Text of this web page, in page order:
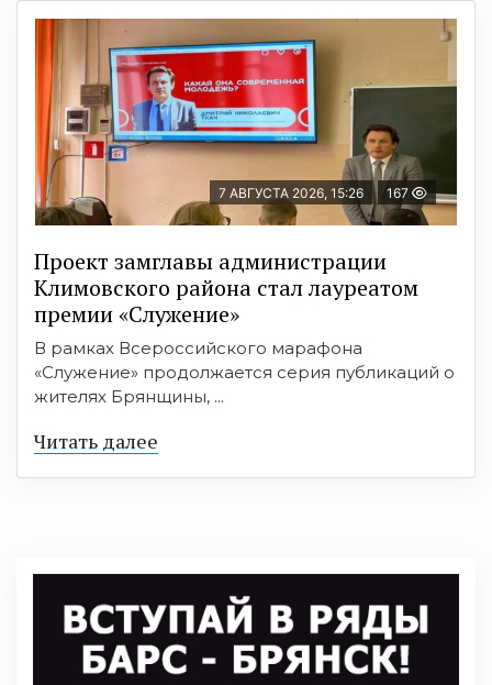
7 АВГУСТА 2026, 15:26 167
Проект замглавы администрации
Климовского района стал лауреатом
премии «Служение»
В рамках Всероссийского марафона
«Служение» продолжается серия публикаций о
жителях Брянщины, ...
Читать далее